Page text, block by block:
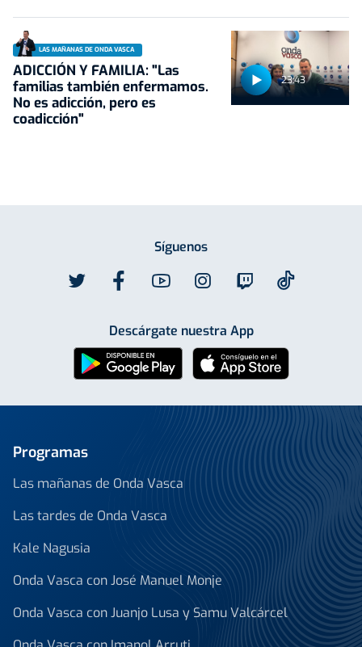
23:43
LAS MAÑANAS DE ONDA VASCA
ADICCIÓN Y FAMILIA: "Las
familias también enfermamos.
No es adicción, pero es
coadicción"
Síguenos
Descárgate nuestra App
Programas
Las mañanas de Onda Vasca
Las tardes de Onda Vasca
Kale Nagusia
Onda Vasca con José Manuel Monje
Onda Vasca con Juanjo Lusa y Samu Valcárcel